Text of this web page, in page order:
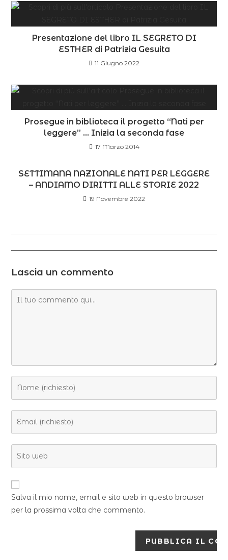
Presentazione del libro IL SEGRETO DI
ESTHER di Patrizia Gesuita
11 Giugno 2022
Prosegue in biblioteca il progetto “Nati per
leggere” … Inizia la seconda fase
17 Marzo 2014
SETTIMANA NAZIONALE NATI PER LEGGERE
– ANDIAMO DIRITTI ALLE STORIE 2022
19 Novembre 2022
Lascia un commento
Salva il mio nome, email e sito web in questo browser
per la prossima volta che commento.